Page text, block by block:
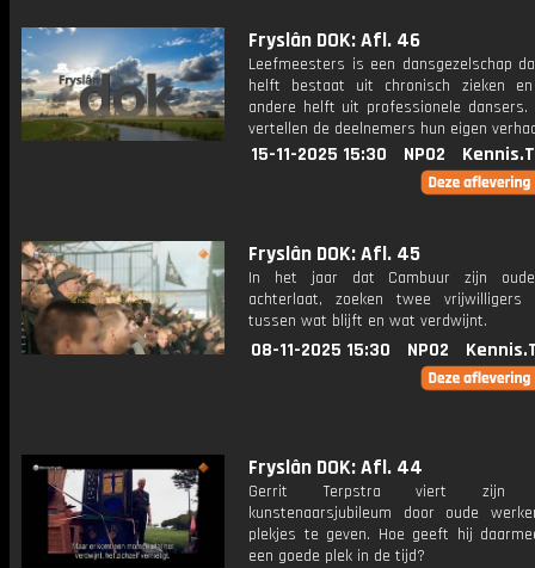
Fryslân DOK: Afl. 46
Leefmeesters is een dansgezelschap
helft bestaat uit chronisch zieken
andere helft uit professionele dansers.
vertellen de deelnemers hun eigen
15-11-2025 15:30 NPO2
Fryslân DOK: Afl. 45
In het jaar dat Cambuur zijn
achterlaat, zoeken twee vrijwilligers
tussen wat blijft en wat verdwijnt.
08-11-2025 15:30 NPO2
Fryslân DOK: Afl. 44
Gerrit Terpstra viert zijn
kunstenaarsjubileum door oude
plekjes te geven. Hoe geeft hij
een goede plek in de tijd?